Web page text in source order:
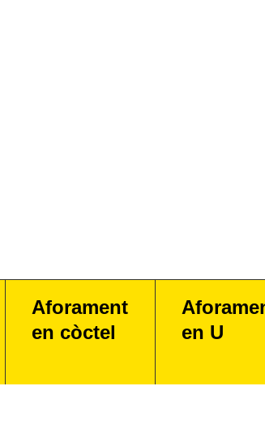
Aforament
en còctel
en U